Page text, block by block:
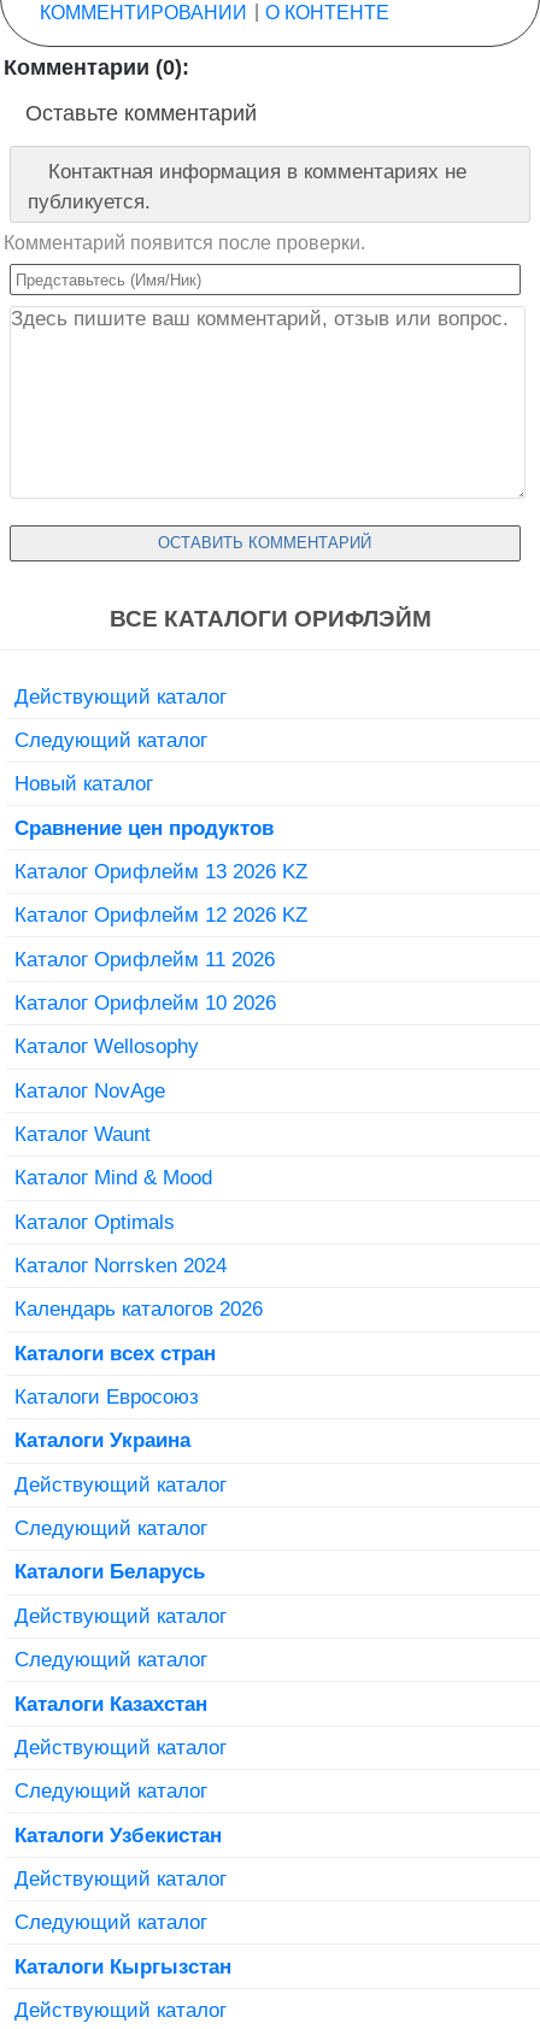
КОММЕНТИРОВАНИИ О КОНТЕНТЕ
Комментарии (0):
Оставьте комментарий
Контактная информация в комментариях не
публикуется.
Комментарий появится после проверки.
ВСЕ КАТАЛОГИ ОРИФЛЭЙМ
Действующий каталог
Следующий каталог
Новый каталог
Сравнение цен продуктов
Каталог Орифлейм 13 2026 KZ
Каталог Орифлейм 12 2026 KZ
Каталог Орифлейм 11 2026
Каталог Орифлейм 10 2026
Каталог Wellosophy
Каталог NovAge
Каталог Waunt
Каталог Mind & Mood
Каталог Optimals
Каталог Norrsken 2024
Календарь каталогов 2026
Каталоги всех стран
Каталоги Евросоюз
Каталоги Украина
Действующий каталог
Следующий каталог
Каталоги Беларусь
Действующий каталог
Следующий каталог
Каталоги Казахстан
Действующий каталог
Следующий каталог
Каталоги Узбекистан
Действующий каталог
Следующий каталог
Каталоги Кыргызстан
Действующий каталог